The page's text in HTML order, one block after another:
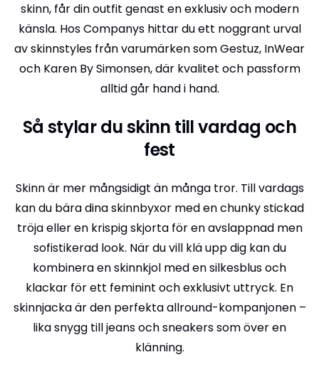
skinn, får din outfit genast en exklusiv och modern
känsla. Hos Companys hittar du ett noggrant urval
av skinnstyles från varumärken som Gestuz, InWear
och Karen By Simonsen, där kvalitet och passform
alltid går hand i hand.
Så stylar du skinn till vardag och
fest
Skinn är mer mångsidigt än många tror. Till vardags
kan du bära dina skinnbyxor med en chunky stickad
tröja eller en krispig skjorta för en avslappnad men
sofistikerad look. När du vill klä upp dig kan du
kombinera en skinnkjol med en silkesblus och
klackar för ett feminint och exklusivt uttryck. En
skinnjacka är den perfekta allround-kompanjonen –
lika snygg till jeans och sneakers som över en
klänning.